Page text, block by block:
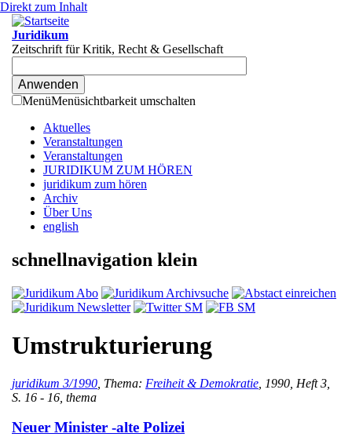
Direkt zum Inhalt
Juridikum
Zeitschrift für Kritik, Recht & Gesellschaft
MenüMenüsichtbarkeit umschalten
Aktuelles
Veranstaltungen
Veranstaltungen
JURIDIKUM ZUM HÖREN
juridikum zum hören
Archiv
Über Uns
english
schnellnavigation klein
Umstrukturierung
juridikum 3/1990 , Thema: Freiheit & Demokratie , 1990, Heft 3,
S. 16 - 16, thema
Neuer Minister -alte Polizei